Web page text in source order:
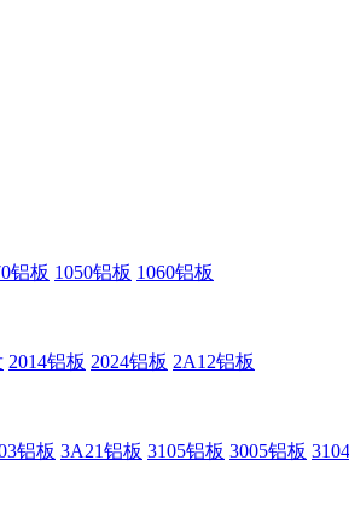
铝板 1050铝板 1060铝板
2014铝板 2024铝板 2A12铝板
铝板 3A21铝板 3105铝板 3005铝板